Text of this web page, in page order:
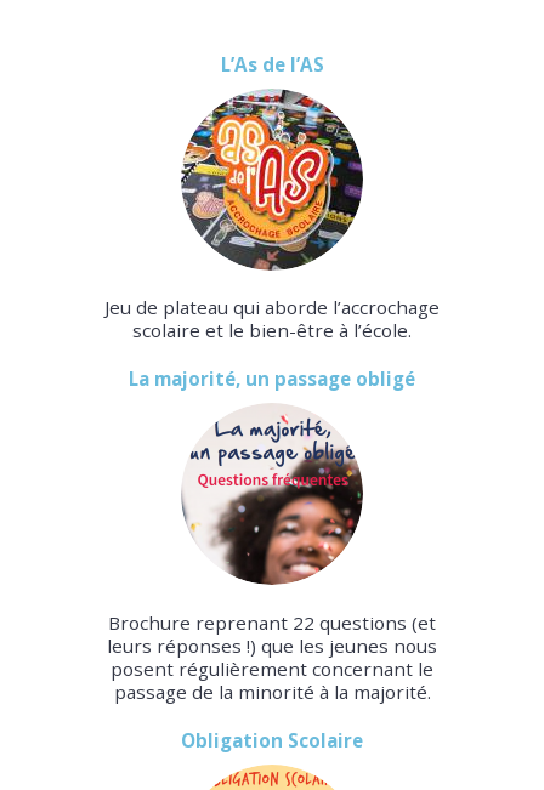
L’As de l’AS
Jeu de plateau qui aborde l’accrochage
scolaire et le bien-être à l’école.
La majorité, un passage obligé
Brochure reprenant 22 questions (et
leurs réponses !) que les jeunes nous
posent régulièrement concernant le
passage de la minorité à la majorité.
Obligation Scolaire